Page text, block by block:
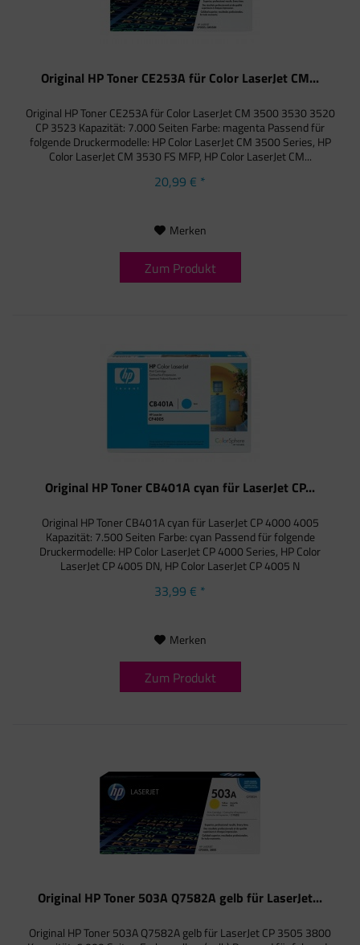
Original HP Toner CE253A für Color LaserJet CM...
Original HP Toner CE253A für Color LaserJet CM 3500 3530 3520
CP 3523 Kapazität: 7.000 Seiten Farbe: magenta Passend für
folgende Druckermodelle: HP Color LaserJet CM 3500 Series, HP
Color LaserJet CM 3530 FS MFP, HP Color LaserJet CM...
20,99 € *
Merken
Zum Produkt
Original HP Toner CB401A cyan für LaserJet CP...
Original HP Toner CB401A cyan für LaserJet CP 4000 4005
Kapazität: 7.500 Seiten Farbe: cyan Passend für folgende
Druckermodelle: HP Color LaserJet CP 4000 Series, HP Color
LaserJet CP 4005 DN, HP Color LaserJet CP 4005 N
33,99 € *
Merken
Zum Produkt
Original HP Toner 503A Q7582A gelb für LaserJet...
Original HP Toner 503A Q7582A gelb für LaserJet CP 3505 3800